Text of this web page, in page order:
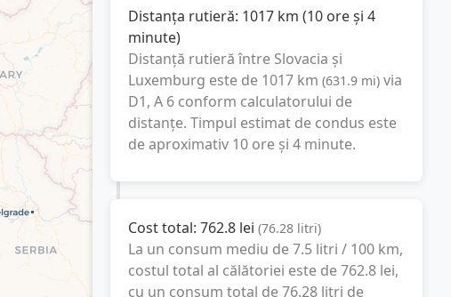
Distanța rutieră: 1017 km (10 ore și 4
minute)
Distanță rutieră între Slovacia și
Luxemburg este de 1017 km (631.9 mi) via
D1, A 6conform calculatorului de
distanțe. Timpul estimat de condus este
de aproximativ 10 ore și 4 minute.
Cost total: 762.8 lei (76.28 litri)
La un consum mediu de7.5 litri / 100 km,
costul total al călătoriei este de762.8 lei,
cu un consum total de76.28 litri de